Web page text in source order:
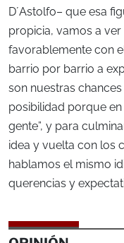
D´Astolfo– que esa
propicia, vamos a
favorablemente con
barrio por barrio a
son nuestras
posibilidad porque
gente”, y para
idea y vuelta con los
hablamos el mismo
querencias y